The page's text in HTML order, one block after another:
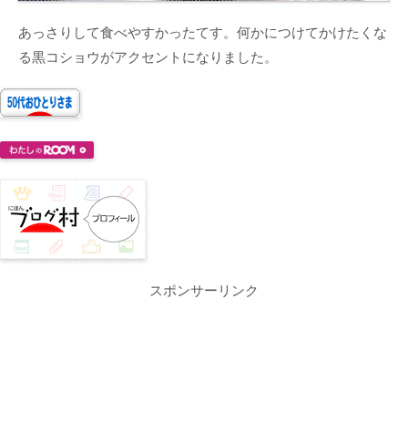
あっさりして食べやすかったてす。何かにつけてかけたくな
る黒コショウがアクセントになりました。
スポンサーリンク